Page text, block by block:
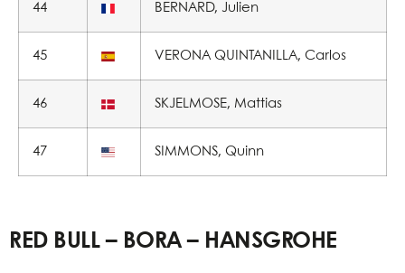
44 BERNARD, Julien
45 VERONA QUINTANILLA, Carlos
46 SKJELMOSE, Mattias
47 SIMMONS, Quinn
RED BULL – BORA – HANSGROHE